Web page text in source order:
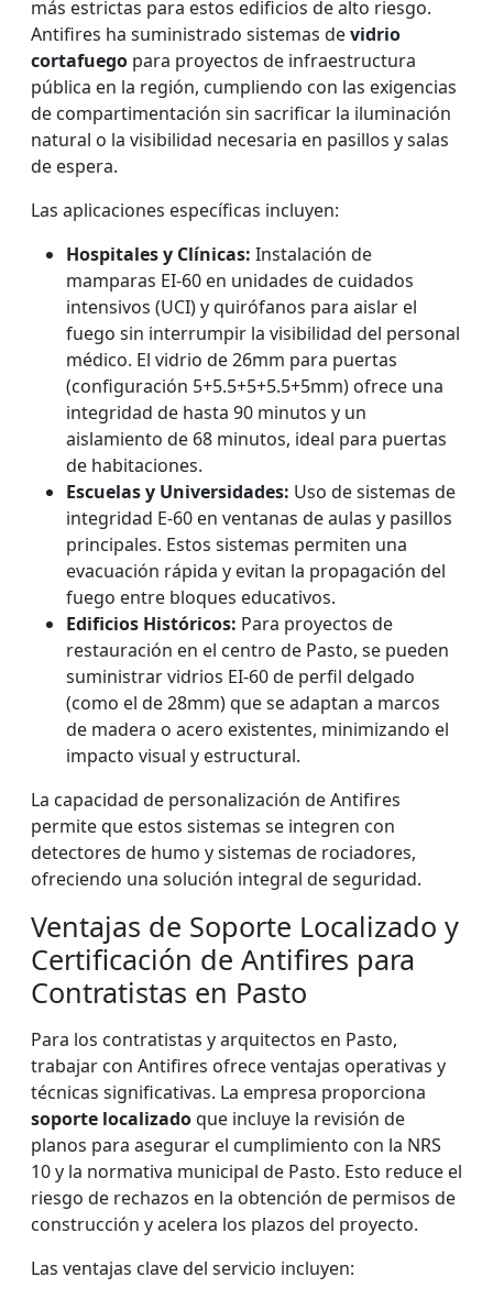
más estrictas para estos edificios de alto riesgo.
Antifires ha suministrado sistemas devidrio
cortafuego para proyectos de infraestructura
pública en la región, cumpliendo con las exigencias
de compartimentación sin sacrificar la iluminación
natural o la visibilidad necesaria en pasillos y salas
de espera.
Las aplicaciones específicas incluyen:
Hospitales y Clínicas: Instalación de
mamparas EI-60 en unidades de cuidados
intensivos (UCI) y quirófanos para aislar el
fuego sin interrumpir la visibilidad del personal
médico. El vidrio de 26mm para puertas
(configuración 5+5.5+5+5.5+5mm) ofrece una
integridad de hasta 90 minutos y un
aislamiento de 68 minutos, ideal para puertas
de habitaciones.
Escuelas y Universidades: Uso de sistemas de
integridad E-60 en ventanas de aulas y pasillos
principales. Estos sistemas permiten una
evacuación rápida y evitan la propagación del
fuego entre bloques educativos.
Edificios Históricos: Para proyectos de
restauración en el centro de Pasto, se pueden
suministrar vidrios EI-60 de perfil delgado
(como el de 28mm) que se adaptan a marcos
de madera o acero existentes, minimizando el
impacto visual y estructural.
La capacidad de personalización de Antifires
permite que estos sistemas se integren con
detectores de humo y sistemas de rociadores,
ofreciendo una solución integral de seguridad.
Ventajas de Soporte Localizado y
Certificación de Antifires para
Contratistas en Pasto
Para los contratistas y arquitectos en Pasto,
trabajar con Antifires ofrece ventajas operativas y
técnicas significativas. La empresa proporciona
soporte localizadoque incluye la revisión de
planos para asegurar el cumplimiento con la NRS
10 y la normativa municipal de Pasto. Esto reduce el
riesgo de rechazos en la obtención de permisos de
construcción y acelera los plazos del proyecto.
Las ventajas clave del servicio incluyen: